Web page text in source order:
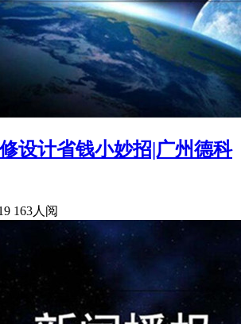
设计省钱小妙招|广州德科
163人阅